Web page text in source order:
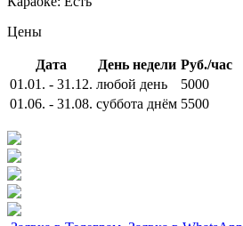
Цены
Дата День недели Руб./час
01.01. - 31.12. любой день
5000
01.06. - 31.08. суббота днём 5500